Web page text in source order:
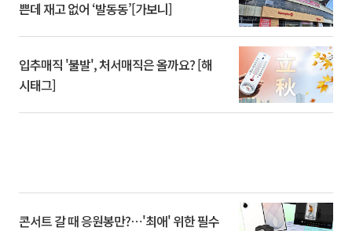
쁜데 재고 없어 ‘발동동’[가보니]
입추매직 '불발', 처서매직은 올까요? [해
시태그]
콘서트 갈 때 응원봉만?⋯'최애' 위한 필수